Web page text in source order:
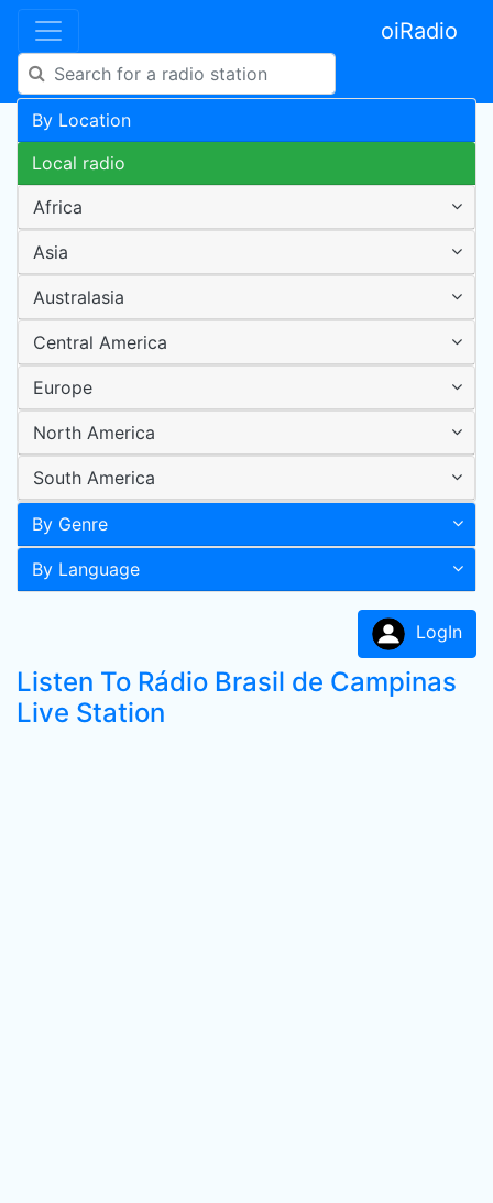
oiRadio
By Location
Local radio
Africa
Asia
Australasia
Central America
Europe
North America
South America
By Genre
By Language
LogIn
Listen To Rádio Brasil de Campinas
Live Station